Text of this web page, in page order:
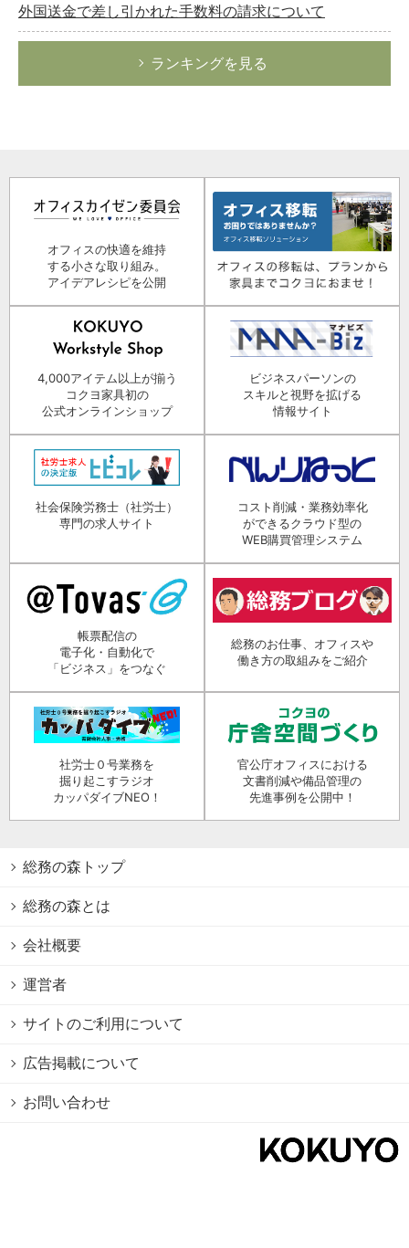
外国送金で差し引かれた手数料の請求について
ランキングを見る
オフィスの快適を維持
する小さな取り組み。
アイデアレシピを公開
4,000アイテム以上が揃う
コクヨ家具初の
公式オンラインショップ
ビジネスパーソンの
スキルと視野を拡げる
情報サイト
社会保険労務士（社労士）
専門の求人サイト
コスト削減・業務効率化
ができるクラウド型の
WEB購買管理システム
帳票配信の
電子化・自動化で
「ビジネス」をつなぐ
総務のお仕事、オフィスや
働き方の取組みをご紹介
社労士０号業務を
掘り起こすラジオ
カッパダイブNEO！
官公庁オフィスにおける
文書削減や備品管理の
先進事例を公開中！
総務の森トップ
総務の森とは
会社概要
運営者
サイトのご利用について
広告掲載について
お問い合わせ